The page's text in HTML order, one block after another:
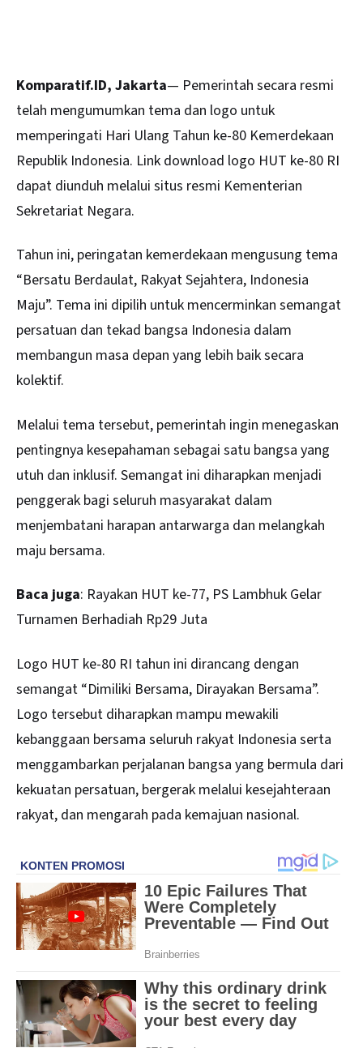
Komparatif.ID, Jakarta— Pemerintah secara resmi
telah mengumumkan tema dan logo untuk
memperingati Hari Ulang Tahun ke-80 Kemerdekaan
Republik Indonesia. Link download logo HUT ke-80 RI
dapat diunduh melalui situs resmi Kementerian
Sekretariat Negara.
Tahun ini, peringatan kemerdekaan mengusung tema
“Bersatu Berdaulat, Rakyat Sejahtera, Indonesia
Maju”. Tema ini dipilih untuk mencerminkan semangat
persatuan dan tekad bangsa Indonesia dalam
membangun masa depan yang lebih baik secara
kolektif.
Melalui tema tersebut, pemerintah ingin menegaskan
pentingnya kesepahaman sebagai satu bangsa yang
utuh dan inklusif. Semangat ini diharapkan menjadi
penggerak bagi seluruh masyarakat dalam
menjembatani harapan antarwarga dan melangkah
maju bersama.
Baca juga: Rayakan HUT ke-77, PS Lambhuk Gelar
Turnamen Berhadiah Rp29 Juta
Logo HUT ke-80 RI tahun ini dirancang dengan
semangat “Dimiliki Bersama, Dirayakan Bersama”.
Logo tersebut diharapkan mampu mewakili
kebanggaan bersama seluruh rakyat Indonesia serta
menggambarkan perjalanan bangsa yang bermula dari
kekuatan persatuan, bergerak melalui kesejahteraan
rakyat, dan mengarah pada kemajuan nasional.